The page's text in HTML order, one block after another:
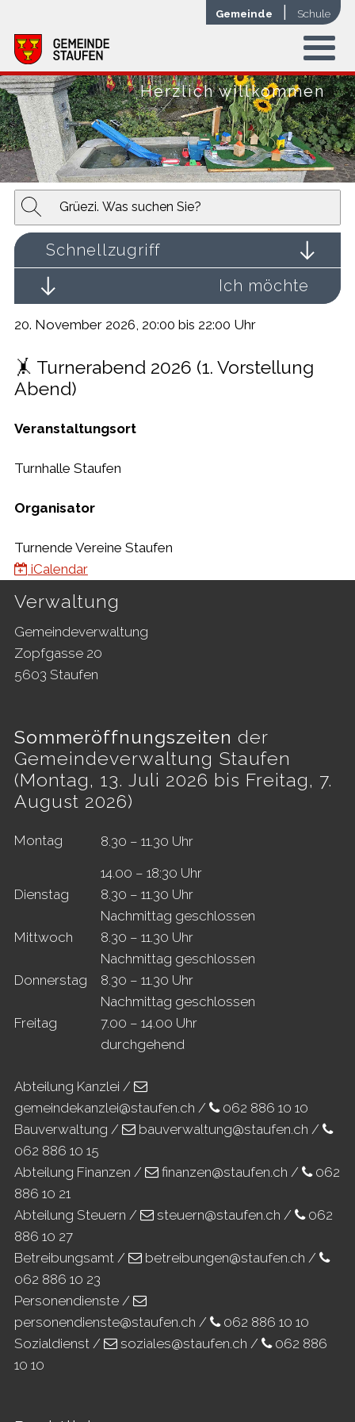
Navigieren in der Gemeinde
Menu
Gemeinde Schule
Herzlich willkommen
Suchbegriff
Schnellzugriff
Ich möchte
20. November 2026, 20:00 bis 22:00 Uhr
🤸 Turnerabend 2026 (1. Vorstellung
Abend)
Veranstaltungsort
Turnhalle Staufen
Organisator
Turnende Vereine Staufen
iCalendar
Footer
Verwaltung
Gemeindeverwaltung
Zopfgasse 20
5603 Staufen
Sommeröffnungszeiten der
Gemeindeverwaltung Staufen
(Montag, 13. Juli 2026 bis Freitag, 7.
August 2026)
Montag
8.30 – 11.30 Uhr
14.00 – 18:30 Uhr
Dienstag
8.30 – 11.30 Uhr
Nachmittag geschlossen
Mittwoch
8.30 – 11.30 Uhr
Nachmittag geschlossen
Donnerstag
8.30 – 11.30 Uhr
Nachmittag geschlossen
Freitag
7.00 – 14.00 Uhr
durchgehend
Abteilung Kanzlei /
gemeindekanzlei@staufen.ch /
062 886 10 10
Bauverwaltung /
bauverwaltung@staufen.ch /
062 886 10 15
Abteilung Finanzen /
finanzen@staufen.ch /
062
886 10 21
Abteilung Steuern /
steuern@staufen.ch /
062
886 10 27
Betreibungsamt /
betreibungen@staufen.ch /
062 886 10 23
Personendienste /
personendienste@staufen.ch /
062 886 10 10
Sozialdienst /
soziales@staufen.ch /
062 886
10 10